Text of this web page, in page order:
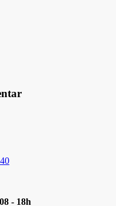
08 - 18h